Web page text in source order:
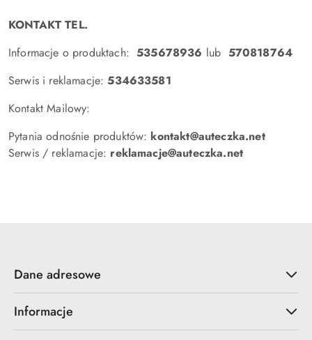
KONTAKT TEL.
Informacje o produktach:535678936 lub 570818764
Serwis i reklamacje:534633581
Kontakt Mailowy:
Pytania odnośnie produktów: kontakt@auteczka.net
Serwis / reklamacje: reklamacje@auteczka.net
Dane adresowe
Informacje